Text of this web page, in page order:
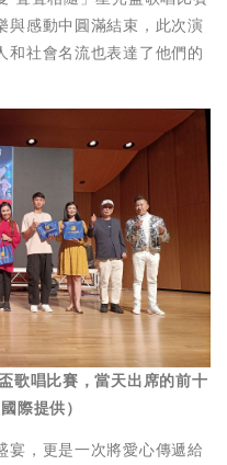
與感動中圓滿結束，此次演
和社會名流也表達了他們的
歌唱比賽，當天出席的前十
際提供）
宴，更是一次將愛心傳遞給